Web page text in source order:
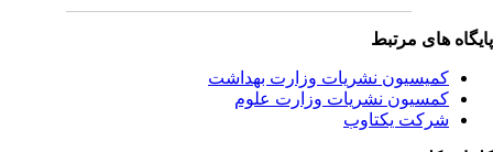
های مرتبط
کمیسیون نشریات وزارت بهداشت
کمسیون نشریات وزارت علوم
شرکت یکتاوب